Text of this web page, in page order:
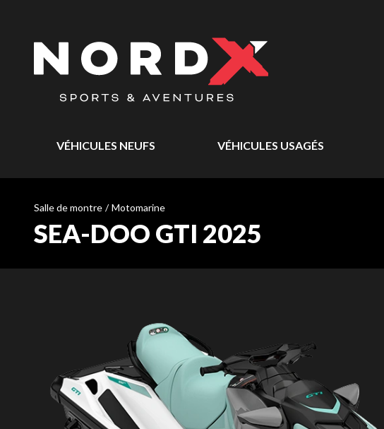
VÉHICULES NEUFS VÉHICULES USAGÉS
Salle de montre / Motomarine
SEA-DOO GTI 2025